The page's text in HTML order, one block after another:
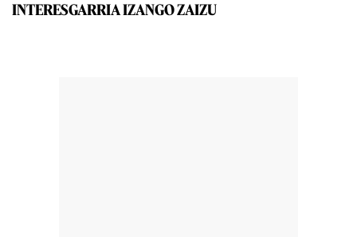
INTERESGARRIA IZANGO ZAIZU